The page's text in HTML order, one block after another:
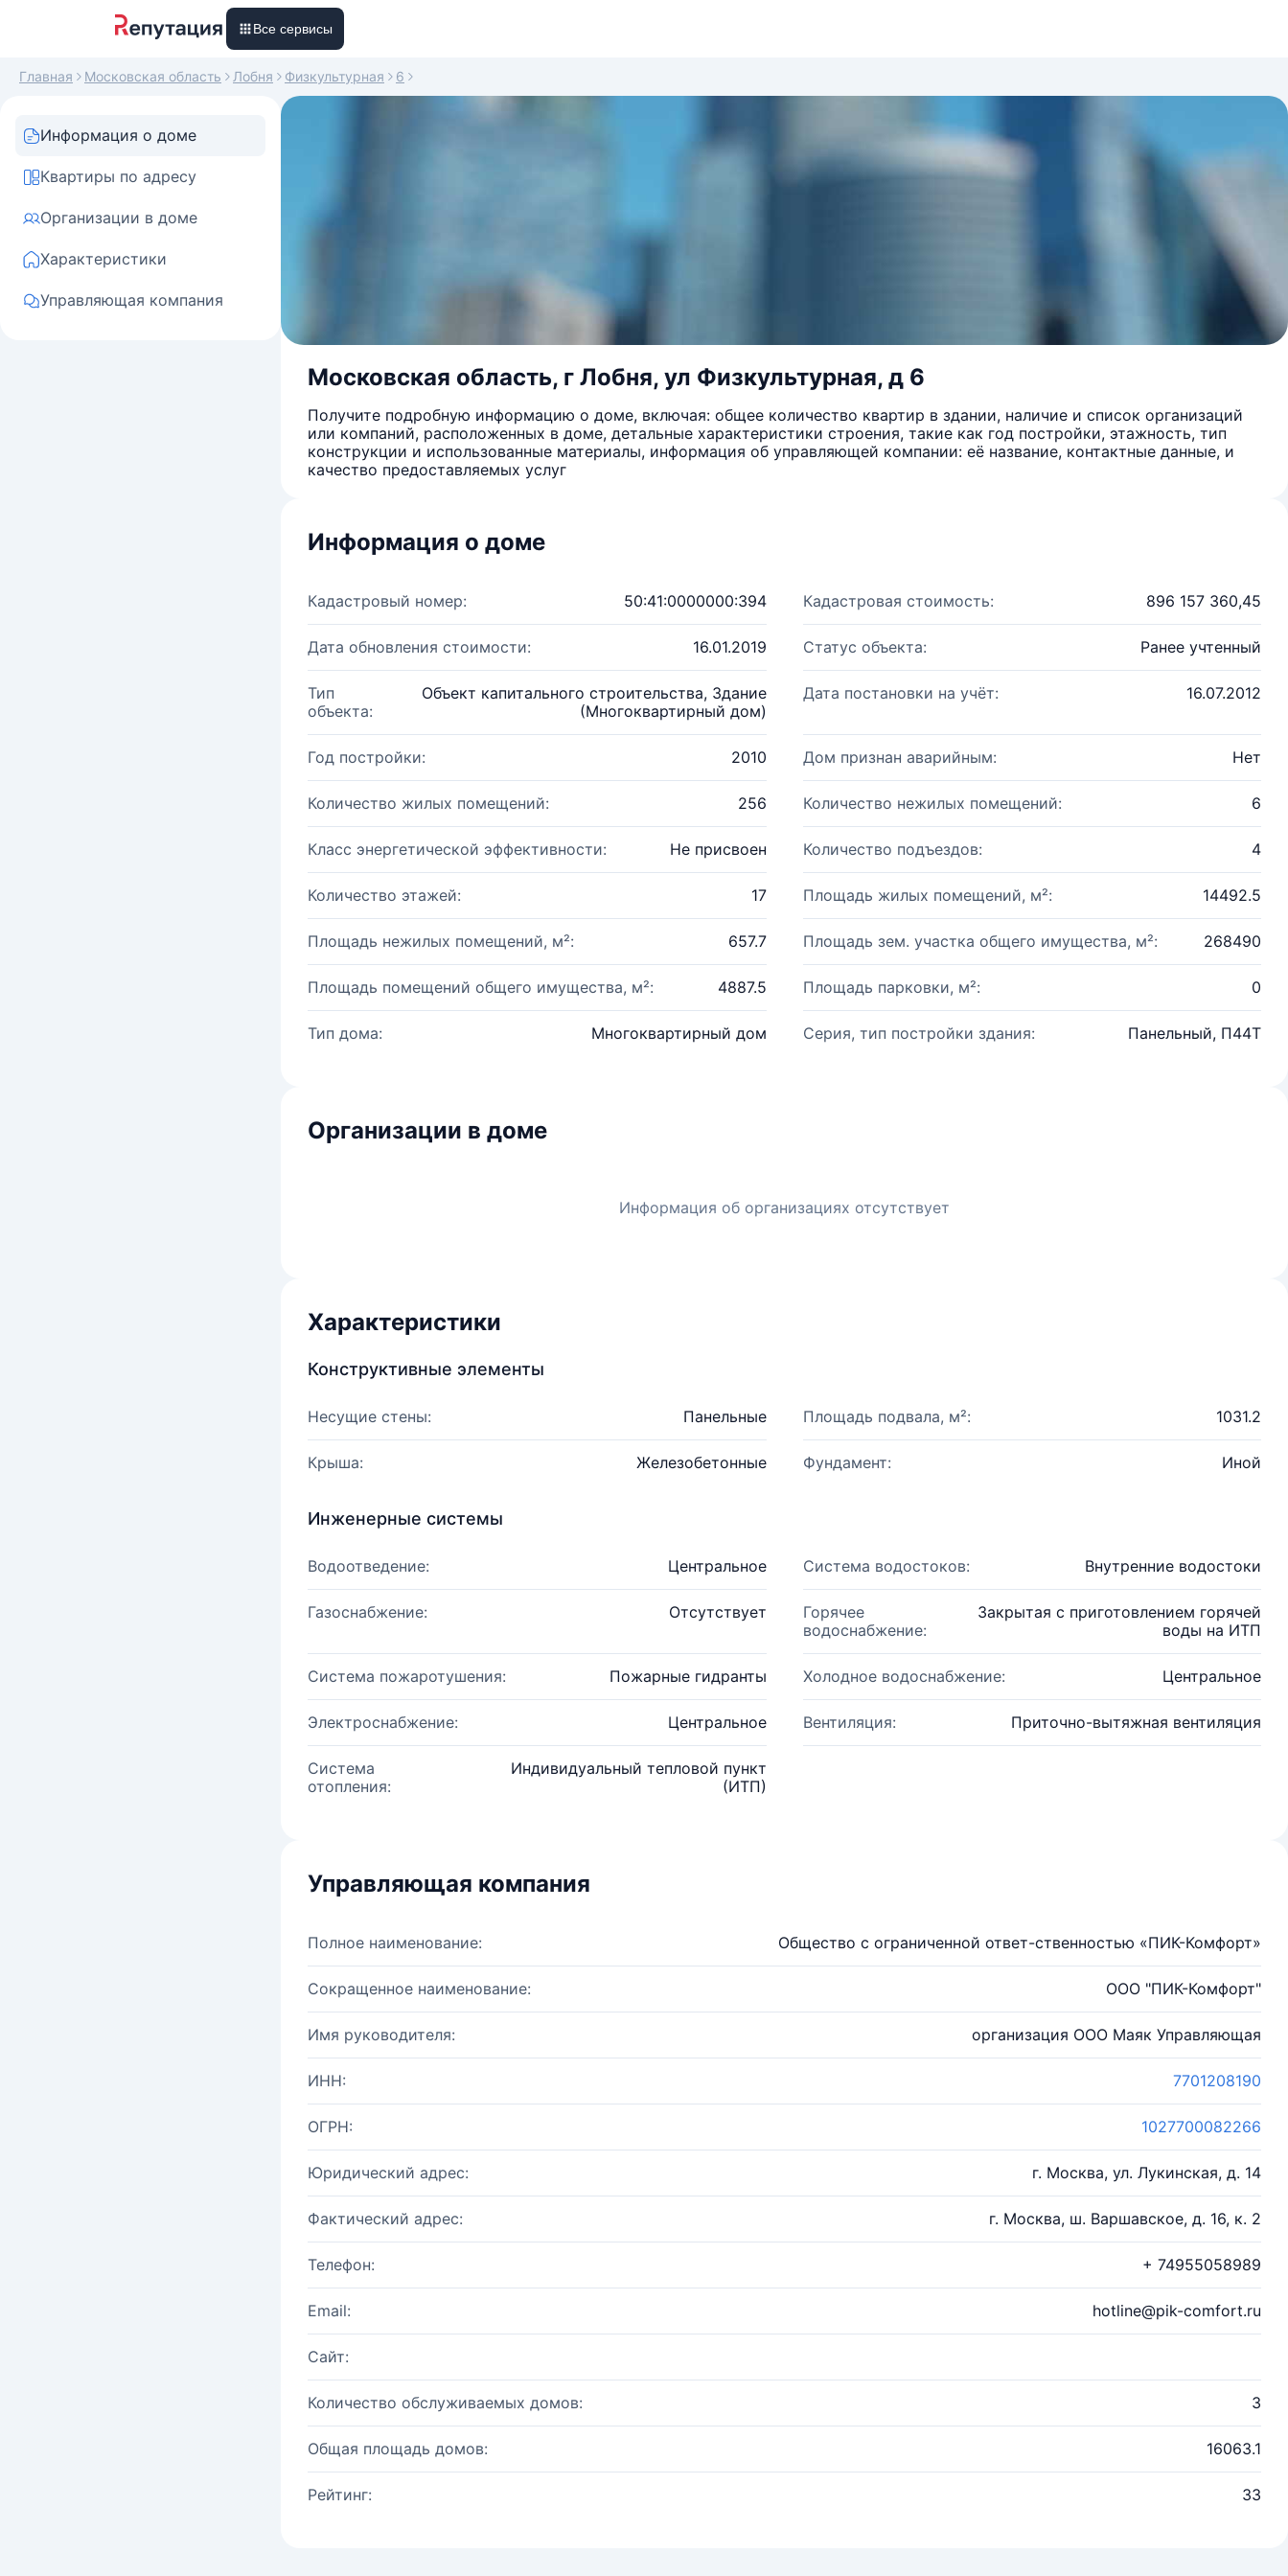
Все сервисы
Главная Московская область Лобня Физкультурная 6
Информация о доме
Квартиры по адресу
Организации в доме
Характеристики
Управляющая компания
Московская область, г Лобня, ул Физкультурная, д 6
Получите подробную информацию о доме, включая: общее количество квартир в здании, наличие и список организаций
или компаний, расположенных в доме, детальные характеристики строения, такие как год постройки, этажность, тип
конструкции и использованные материалы, информация об управляющей компании: её название, контактные данные, и
качество предоставляемых услуг
Информация о доме
Кадастровый номер: 50:41:0000000:394 Кадастровая стоимость: 896 157 360,45
Дата обновления стоимости: 16.01.2019 Статус объекта: Ранее учтенный
Тип
объекта:
Объект капитального строительства, Здание
(Многоквартирный дом)
Дата постановки на учёт: 16.07.2012
Год постройки: 2010 Дом признан аварийным: Нет
Количество жилых помещений: 256 Количество нежилых помещений: 6
Класс энергетической эффективности: Не присвоен Количество подъездов: 4
Количество этажей: 17 Площадь жилых помещений, м²: 14492.5
Площадь нежилых помещений, м²: 657.7 Площадь зем. участка общего имущества, м²: 268490
Площадь помещений общего имущества, м²: 4887.5 Площадь парковки, м²: 0
Тип дома: Многоквартирный дом Серия, тип постройки здания: Панельный, П44Т
Организации в доме
Информация об организациях отсутствует
Характеристики
Конструктивные элементы
Несущие стены: Панельные Площадь подвала, м²: 1031.2
Крыша: Железобетонные Фундамент: Иной
Инженерные системы
Водоотведение: Центральное Система водостоков: Внутренние водостоки
Газоснабжение: Отсутствует
Горячее
водоснабжение:
Закрытая с приготовлением горячей
воды на ИТП
Система пожаротушения: Пожарные гидранты Холодное водоснабжение: Центральное
Электроснабжение: Центральное Вентиляция: Приточно-вытяжная вентиляция
Система
отопления:
Индивидуальный тепловой пункт
(ИТП)
Управляющая компания
Полное наименование: Общество с ограниченной ответ-ственностью «ПИК-Комфорт»
Сокращенное наименование: ООО "ПИК-Комфорт"
Имя руководителя: организация ООО Маяк Управляющая
ИНН: 7701208190
ОГРН: 1027700082266
Юридический адрес: г. Москва, ул. Лукинская, д. 14
Фактический адрес: г. Москва, ш. Варшавское, д. 16, к. 2
Телефон: + 74955058989
Email: hotline@pik-comfort.ru
Сайт:
Количество обслуживаемых домов: 3
Общая площадь домов: 16063.1
Рейтинг: 33